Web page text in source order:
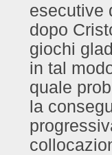
esecutive
dopo
giochi
in tal
quale
la